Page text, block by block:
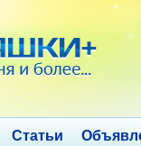
Статьи